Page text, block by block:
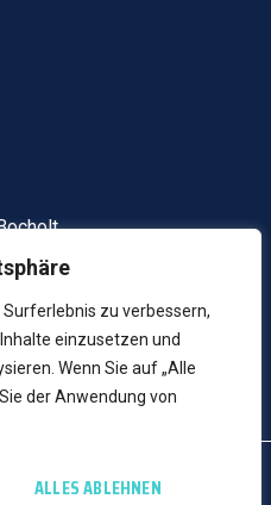
zu verbessern,
einzusetzen und
Wenn Sie auf „Alle
der Anwendung von
ALLES ABLEHNEN
von: